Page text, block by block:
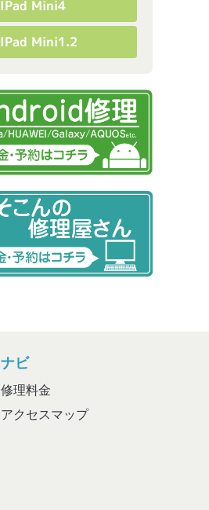
IPad Mini4
IPad Mini1.2
ナビ
修理料金
アクセスマップ